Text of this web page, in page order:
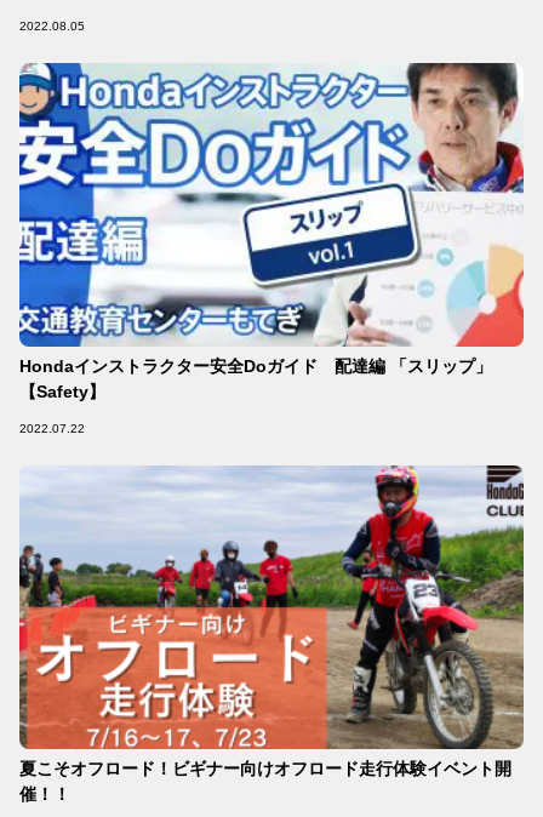
2022.08.05
Hondaインストラクター安全Doガイド 配達編 「スリップ」
【Safety】
2022.07.22
夏こそオフロード！ビギナー向けオフロード走行体験イベント開
催！！